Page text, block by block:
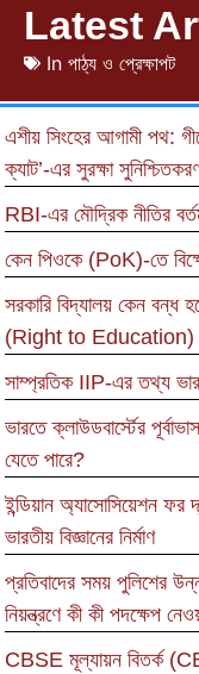
Latest
In পাঠ্য ও প্রেক্ষাপট
এশীয় সিংহের আগামী পথ:
ক্যাট’-এর সুরক্ষা
RBI-এর মৌদ্রিক নীতির
কেন পিওকে (PoK)-তে
সরকারি বিদ্যালয় কেন বন্ধ
(Right to Education)
সাম্প্রতিক IIP-এর তথ্য
ভারতে ক্লাউডবার্স্টের
যেতে পারে?
ইন্ডিয়ান অ্যাসোসিয়েশন
ভারতীয় বিজ্ঞানের নির্মাণ
প্রতিবাদের সময় পুলিশের
নিয়ন্ত্রণে কী কী পদক্ষেপ
CBSE মূল্যায়ন বিতর্ক